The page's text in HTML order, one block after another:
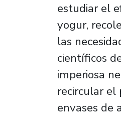
estudiar el
yogur,
las
científicos
imperiosa
recircular el
envases de